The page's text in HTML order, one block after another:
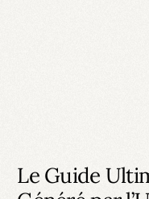
Le Guide